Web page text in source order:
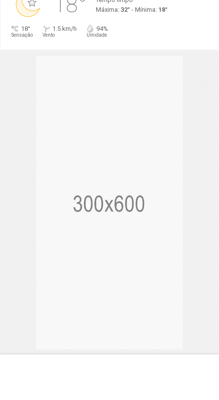
Máxima: 32° - Mínima: 18°
18°
Sensação
1.5 km/h
Vento
94%
Umidade